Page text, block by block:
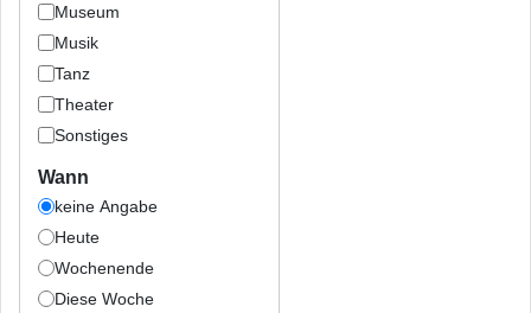
Museum
Musik
Tanz
Theater
Sonstiges
Wann
keine Angabe
Heute
Wochenende
Diese Woche